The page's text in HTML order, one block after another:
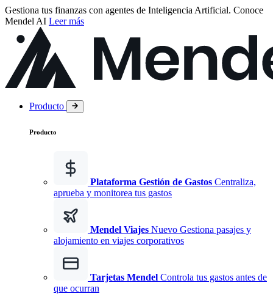
Gestiona tus finanzas con agentes de Inteligencia Artificial. Conoce
Mendel AI Leer más
Producto
Producto
Plataforma Gestión de Gastos Centraliza,
aprueba y monitorea tus gastos
Mendel Viajes Nuevo Gestiona pasajes y
alojamiento en viajes corporativos
Tarjetas Mendel Controla tus gastos antes de
que ocurran